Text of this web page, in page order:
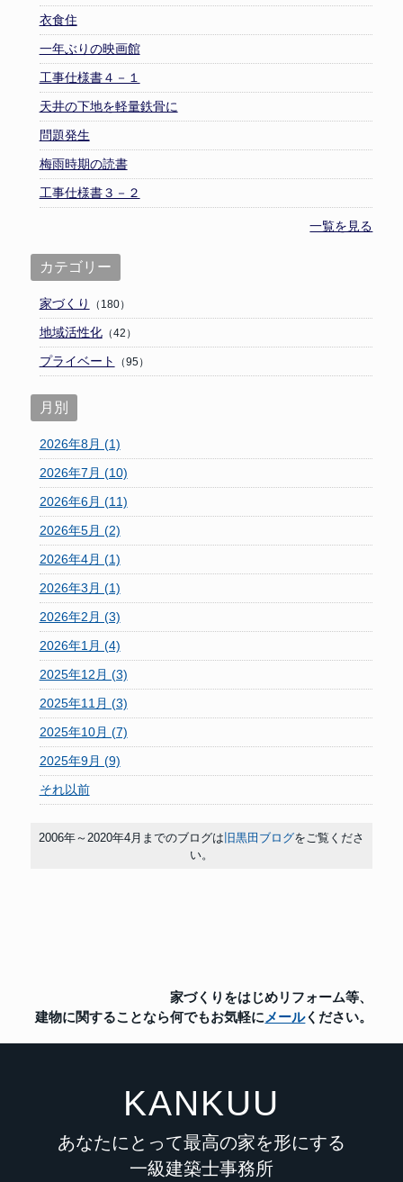
衣食住
一年ぶりの映画館
工事仕様書４－１
天井の下地を軽量鉄骨に
問題発生
梅雨時期の読書
工事仕様書３－２
一覧を見る
カテゴリー
家づくり （180）
地域活性化（42）
プライベート （95）
月別
2026年8月 (1)
2026年7月 (10)
2026年6月 (11)
2026年5月 (2)
2026年4月 (1)
2026年3月 (1)
2026年2月 (3)
2026年1月 (4)
2025年12月 (3)
2025年11月 (3)
2025年10月 (7)
2025年9月 (9)
それ以前
2006年～2020年4月までのブログは旧黒田ブログをご覧くださ
い。
家づくりをはじめリフォーム等、
建物に関することなら何でもお気軽に メールください。
KANKUU
あなたにとって最高の家を形にする
一級建築士事務所